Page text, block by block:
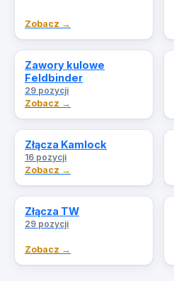
Zobacz →
Zawory kulowe
Feldbinder
29 pozycji
Zobacz →
Złącza Kamlock
16 pozycji
Zobacz →
Złącza TW
29 pozycji
Zobacz →